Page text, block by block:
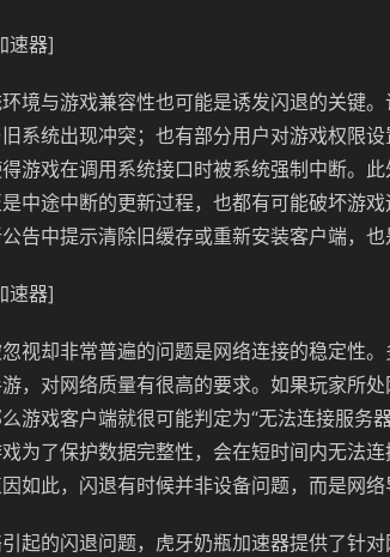
速器]
境与游戏兼容性也可能是诱发闪退的关键
系统出现冲突；也有部分用户对游戏权限
游戏在调用系统接口时被系统强制中断。
中途中断的更新过程，也都有可能破坏游
告中提示清除旧缓存或重新安装客户端，也
速器]
视却非常普遍的问题是网络连接的稳定性
，对网络质量有很高的要求。如果玩家所
游戏客户端就很可能判定为“无法连接服务
为了保护数据完整性，会在短时间内无法
如此，闪退有时候并非设备问题，而是网络
起的闪退问题，虎牙奶瓶加速器提供了针